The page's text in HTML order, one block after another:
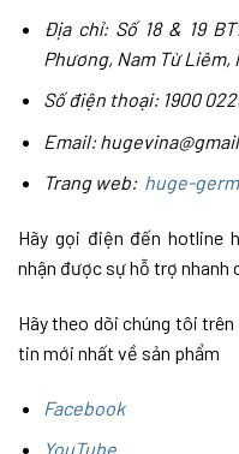
Địa chỉ: Số 18 & 19
Phương, Nam Từ Liêm,
Số điện thoại: 1900
Email:
Trang web: huge-
Hãy gọi điện đến hotline
nhận được sự hỗ trợ nhanh
Hãy theo dõi chúng tôi
tin mới nhất về sản phẩm
Facebook
YouTube